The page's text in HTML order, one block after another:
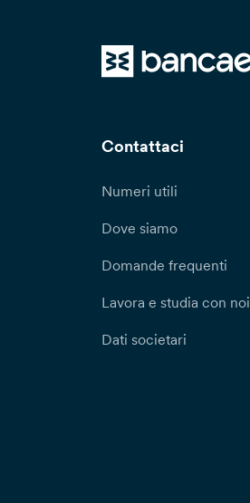
Contattaci
Numeri utili
Dove siamo
Domande frequenti
Lavora e studia con noi
Dati societari